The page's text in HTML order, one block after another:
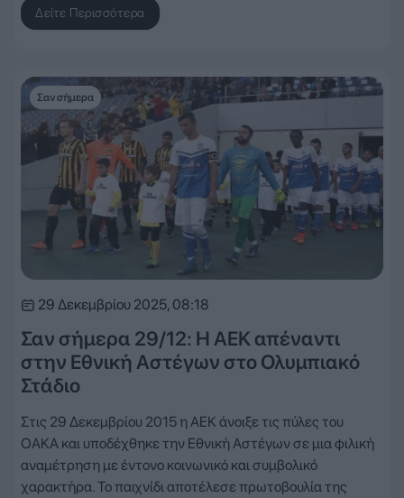
Δείτε Περισσότερα
Σαν σήμερα
29 Δεκεμβρίου 2025, 08:18
Σαν σήμερα 29/12: Η ΑΕΚ απέναντι
στην Εθνική Αστέγων στο Ολυμπιακό
Στάδιο
Στις 29 Δεκεμβρίου 2015 η ΑΕΚ άνοιξε τις πύλες του
ΟΑΚΑ και υποδέχθηκε την Εθνική Αστέγων σε μια φιλική
αναμέτρηση με έντονο κοινωνικό και συμβολικό
χαρακτήρα. Το παιχνίδι αποτέλεσε πρωτοβουλία της